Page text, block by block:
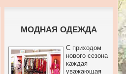
МОДНАЯ ОДЕЖДА
С приходом
нового сезона
каждая
уважающая